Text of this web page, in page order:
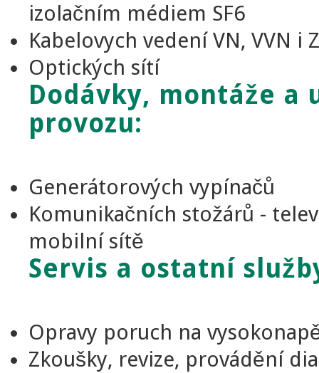
izolačním médiem SF6
Kabelovych vedení VN, VVN i
Optických sítí
Dodávky, montáže a
provozu:
Generátorových vypínačů
Komunikačních stožárů -
mobilní sítě
Servis a ostatní
Opravy poruch na
Zkoušky, revize, provádění